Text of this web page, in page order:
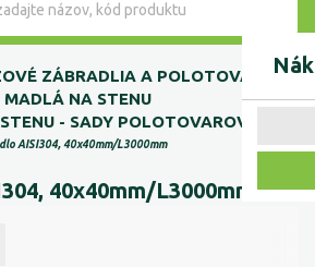
názov, kód produktu
ZÁBRADLIA A POLOTOVARY
MADLÁ NA STENU
- SADY POLOTOVAROV
AISI304, 40x40mm/L3000mm
40x40mm/L3000mm